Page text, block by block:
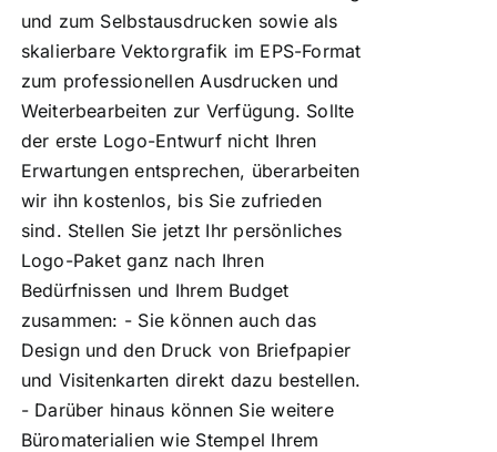
und zum Selbstausdrucken sowie als
skalierbare Vektorgrafik im EPS-Format
zum professionellen Ausdrucken und
Weiterbearbeiten zur Verfügung. Sollte
der erste Logo-Entwurf nicht Ihren
Erwartungen entsprechen, überarbeiten
wir ihn kostenlos, bis Sie zufrieden
sind. Stellen Sie jetzt Ihr persönliches
Logo-Paket ganz nach Ihren
Bedürfnissen und Ihrem Budget
zusammen: - Sie können auch das
Design und den Druck von Briefpapier
und Visitenkarten direkt dazu bestellen.
- Darüber hinaus können Sie weitere
Büromaterialien wie Stempel Ihrem